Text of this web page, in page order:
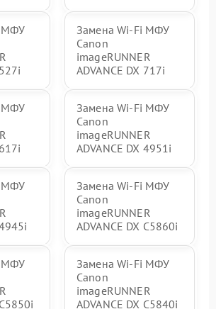
МФУ
Замена Wi-Fi МФУ
Canon
imageRUNNER
ADVANCE DX 717i
МФУ
Замена Wi-Fi МФУ
Canon
imageRUNNER
ADVANCE DX 4951i
МФУ
Замена Wi-Fi МФУ
Canon
imageRUNNER
ADVANCE DX C5860i
МФУ
Замена Wi-Fi МФУ
Canon
imageRUNNER
ADVANCE DX C5840i